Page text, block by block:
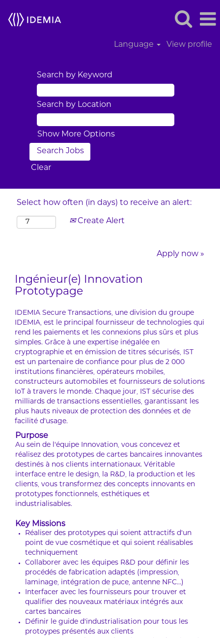
Language View profile
Search by Keyword
Search by Location
Show More Options
Clear
Select how often (in days) to receive an alert:
Create Alert
Apply now »
Ingénieur(e) Innovation
Prototypage
IDEMIA Secure Transactions, une division du groupe
IDEMIA, est le principal fournisseur de technologies qui
rend les paiements et les connexions plus sûrs et plus
simples. Grâce à une expertise inégalée en
cryptographie et en émission de titres sécurisés, IST
est un partenaire de confiance pour plus de 2 000
institutions financières, opérateurs mobiles,
constructeurs automobiles et fournisseurs de solutions
IoT à travers le monde. Chaque jour, IST sécurise des
milliards de transactions essentielles, garantissant les
plus hauts niveaux de protection des données et de
facilité d’usage.
Purpose
Au sein de l’équipe Innovation, vous concevez et
réalisez des prototypes de cartes bancaires innovantes
destinés à nos clients internationaux. Véritable
interface entre le design, la R&D, la production et les
clients, vous transformez des concepts innovants en
prototypes fonctionnels, esthétiques et
industrialisables.
Key Missions
Réaliser des prototypes qui soient attractifs d'un
point de vue cosmétique et qui soient réalisables
techniquement
Collaborer avec les équipes R&D pour définir les
procédés de fabrication adaptés (impression,
laminage, intégration de puce, antenne NFC…)
Interfacer avec les fournisseurs pour trouver et
qualifier des nouveaux matériaux intégrés aux
cartes bancaires
Définir le guide d’industrialisation pour tous les
protoypes présentés aux clients